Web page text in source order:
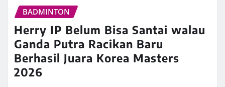
BADMINTON
Herry IP Belum Bisa Santai walau
Ganda Putra Racikan Baru
Berhasil Juara Korea Masters
2026